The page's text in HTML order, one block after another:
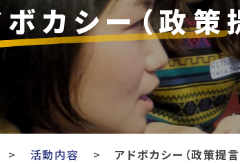
カシー（政策
活動内容 アドボカシー（政策提言